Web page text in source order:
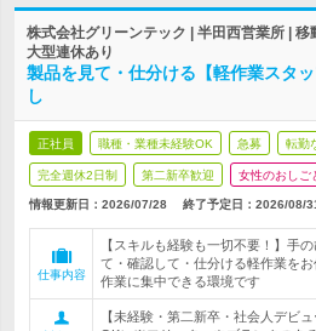
株式会社グリーンテック | 半田西営業所 | 移
大型連休あり
製品を見て・仕分ける【軽作業スタ
し
正社員 職種・業種未経験OK 急募 転勤
完全週休2日制 第二新卒歓迎 女性のおしご
情報更新日：2026/07/28 終了予定日： 2026/08/
仕事内容
【スキルも経験も一切不要！】手
て・確認して・仕分ける軽作業を
作業に集中できる環境です
【未経験・第二新卒・社会人デビ